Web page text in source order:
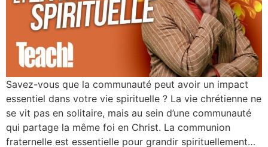
Savez-vous que la communauté peut avoir un impact
essentiel dans votre vie spirituelle ? La vie chrétienne ne
se vit pas en solitaire, mais au sein d’une communauté
qui partage la même foi en Christ. La communion
fraternelle est essentielle pour grandir spirituellement…